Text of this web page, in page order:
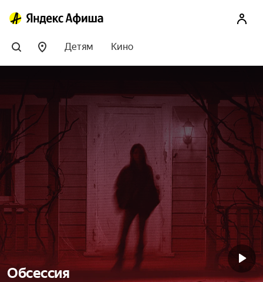
Детям Кино
Обсессия